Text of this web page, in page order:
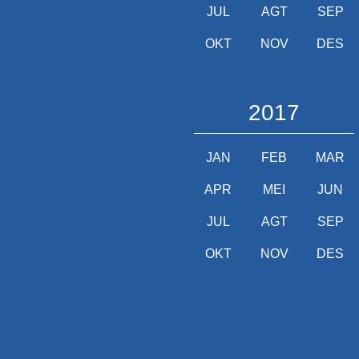
JUL AGT SEP
OKT NOV DES
2017
JAN FEB MAR
APR MEI JUN
JUL AGT SEP
OKT NOV DES